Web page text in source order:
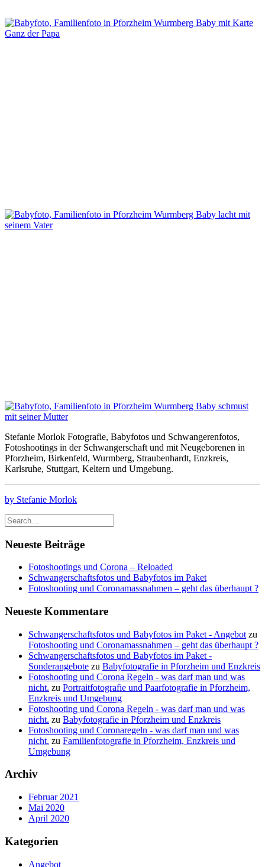
Stefanie Morlok Fotografie, Babyfotos und Schwangerenfotos,
Fotoshootings in der Schwangerschaft und mit Neugeborenen in
Pforzheim, Birkenfeld, Wurmberg, Straubenhardt, Enzkreis,
Karlsruhe, Stuttgart, Keltern und Umgebung.
by Stefanie Morlok
Neueste Beiträge
Fotoshootings und Corona – Reloaded
Schwangerschaftsfotos und Babyfotos im Paket
Fotoshooting und Coronamassnahmen – geht das überhaupt ?
Neueste Kommentare
Schwangerschaftsfotos und Babyfotos im Paket - Angebot zu
Fotoshooting und Coronamassnahmen – geht das überhaupt ?
Schwangerschaftsfotos und Babyfotos im Paket -
Sonderangebote zu Babyfotografie in Pforzheim und Enzkreis
Fotoshooting und Corona Regeln - was darf man und was
nicht. zu Portraitfotografie und Paarfotografie in Pforzheim,
Enzkreis und Umgebung
Fotoshooting und Corona Regeln - was darf man und was
nicht. zu Babyfotografie in Pforzheim und Enzkreis
Fotoshooting und Coronaregeln - was darf man und was
nicht. zu Familienfotografie in Pforzheim, Enzkreis und
Umgebung
Archiv
Februar 2021
Mai 2020
April 2020
Kategorien
Angebot